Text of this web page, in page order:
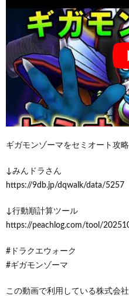
ギガモンゾーマをセミオート攻略
↓みんドラさん
https://9db.jp/dqwalk/data/5257
↓行動順計算ツール
https://peachlog.com/tool/
#ドラクエウォーク
#ギガモンゾーマ
この動画で利用している株式会